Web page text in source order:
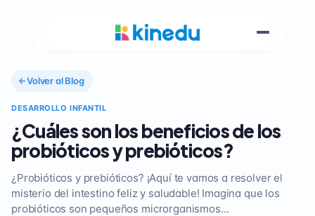
Volver al Blog
DESARROLLO INFANTIL
¿Cuáles son los beneficios de los
probióticos y prebióticos?
¿Probióticos y prebióticos? ¡Aquí te vamos a resolver el
misterio del intestino feliz y saludable! Imagina que los
probióticos son pequeños microrganismos…